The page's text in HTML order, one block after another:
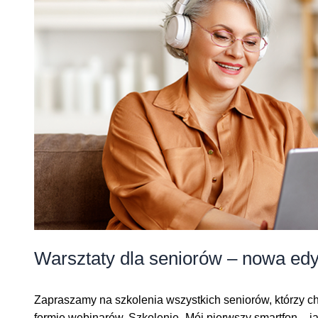
Warsztaty dla seniorów – nowa
Zapraszamy na szkolenia wszystkich seniorów, którzy